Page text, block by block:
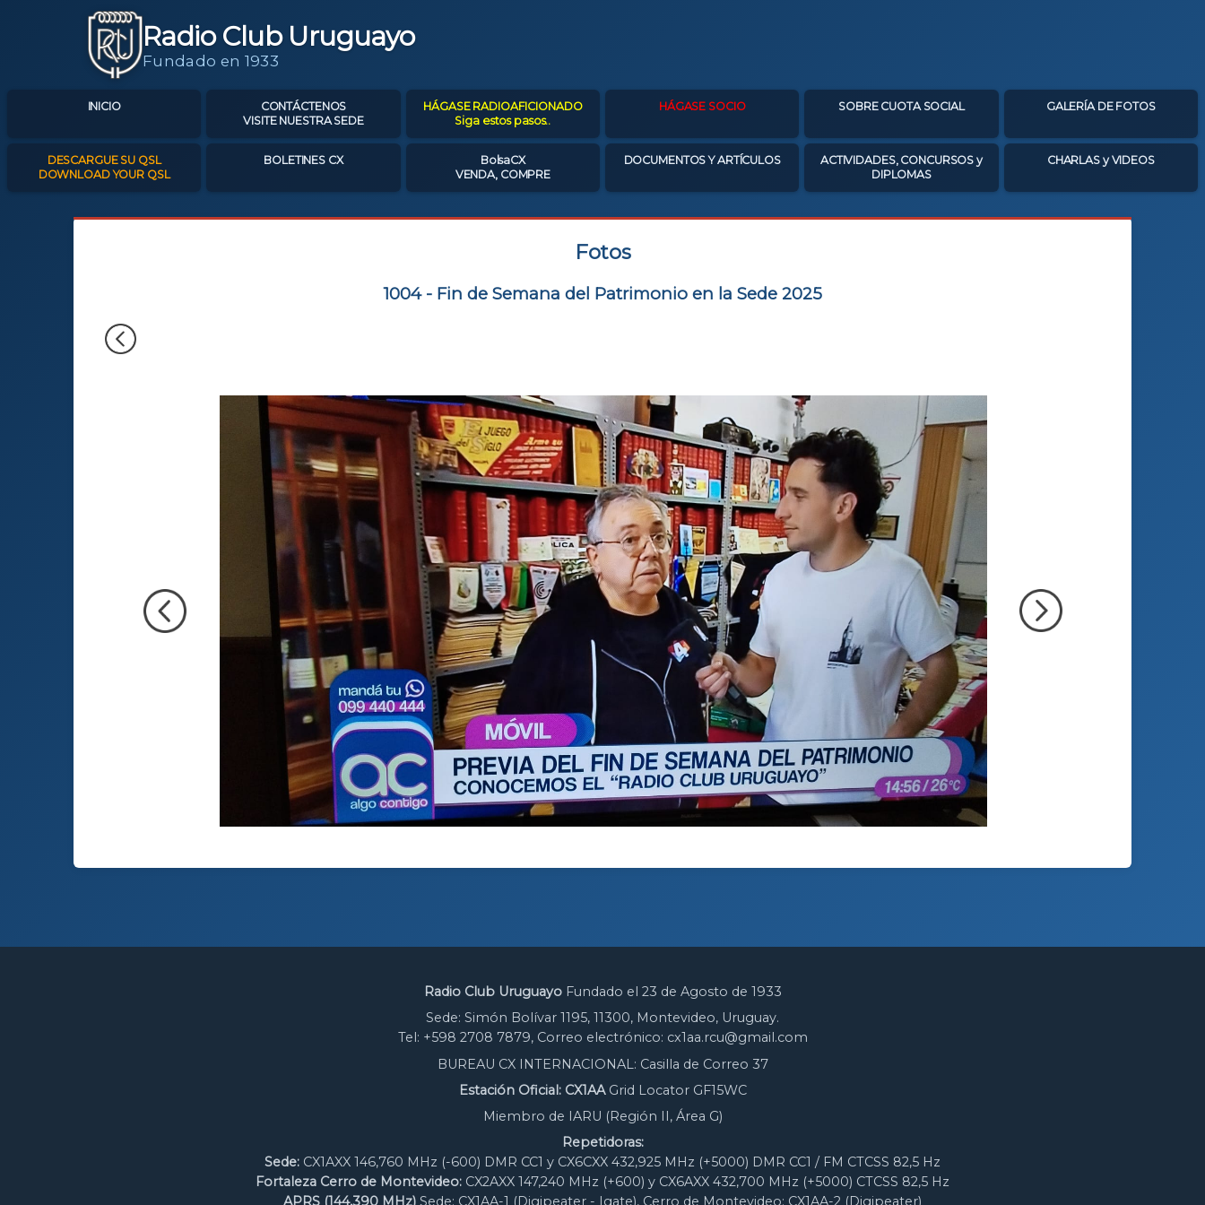
Radio Club Uruguayo
Fundado en 1933
INICIO
CONTÁCTENOS
VISITE NUESTRA SEDE
HÁGASE RADIOAFICIONADO
Siga estos pasos..
HÁGASE SOCIO SOBRE CUOTA SOCIAL GALERÍA DE FOTOS
DESCARGUE SU QSL
DOWNLOAD YOUR QSL
BOLETINES CX
BolsaCX
VENDA, COMPRE
DOCUMENTOS Y ARTÍCULOS
ACTIVIDADES, CONCURSOS y
DIPLOMAS
CHARLAS y VIDEOS
Fotos
1004 - Fin de Semana del Patrimonio en la Sede 2025
Radio Club UruguayoFundado el 23 de Agosto de 1933
Sede: Simón Bolívar 1195, 11300, Montevideo, Uruguay.
Tel: +598 2708 7879, Correo electrónico: cx1aa.rcu@gmail.com
BUREAU CX INTERNACIONAL: Casilla de Correo 37
Estación Oficial: CX1AAGrid Locator GF15WC
Miembro de IARU (Región II, Área G)
Repetidoras:
Sede: CX1AXX 146,760 MHz (-600) DMR CC1 y CX6CXX 432,925 MHz (+5000) DMR CC1 / FM CTCSS 82,5 Hz
Fortaleza Cerro de Montevideo: CX2AXX 147,240 MHz (+600) y CX6AXX 432,700 MHz (+5000) CTCSS 82,5 Hz
APRS (144,390 MHz) Sede: CX1AA-1 (Digipeater - Igate), Cerro de Montevideo: CX1AA-2 (Digipeater)